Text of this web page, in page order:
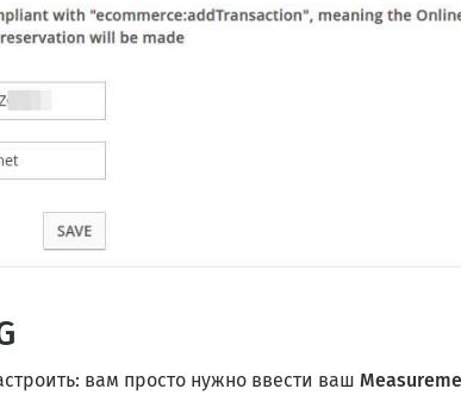
вам просто нужно ввести ваш